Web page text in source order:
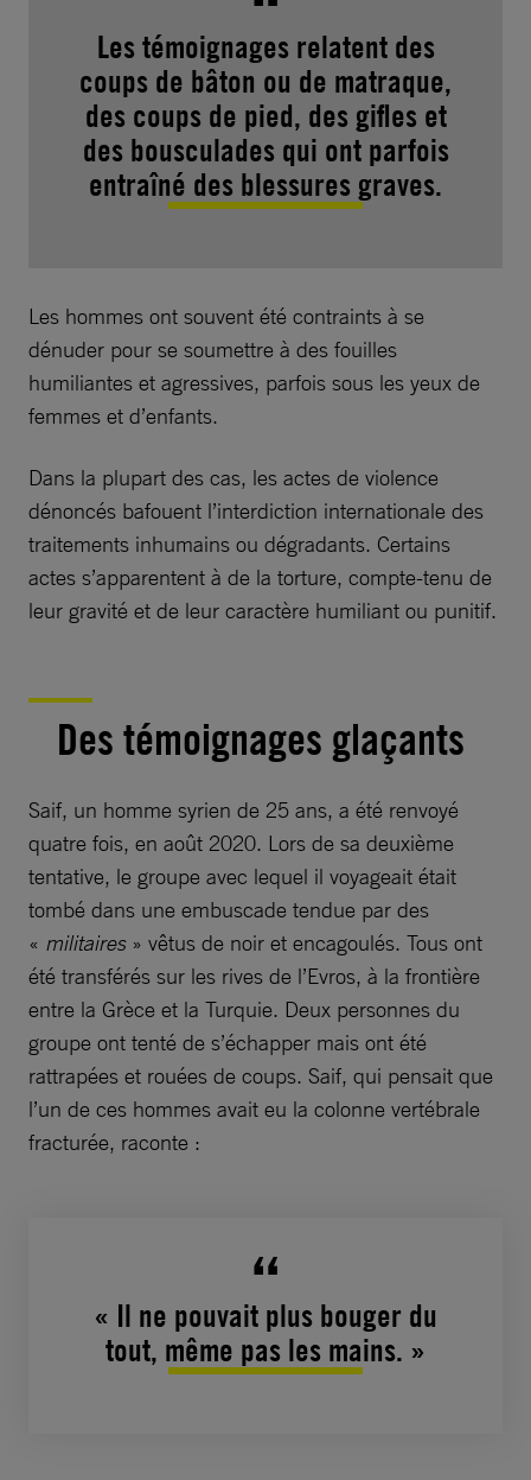
Les témoignages relatent des
coups de bâton ou de matraque,
des coups de pied, des gifles et
des bousculades qui ont parfois
entraîné des blessures graves.
Les hommes ont souvent été contraints à se
dénuder pour se soumettre à des fouilles
humiliantes et agressives, parfois sous les yeux de
femmes et d’enfants.
Dans la plupart des cas, les actes de violence
dénoncés bafouent l’interdiction internationale des
traitements inhumains ou dégradants. Certains
actes s’apparentent à de la torture, compte-tenu de
leur gravité et de leur caractère humiliant ou punitif.
Des témoignages glaçants
Saif, un homme syrien de 25 ans, a été renvoyé
quatre fois, en août 2020. Lors de sa deuxième
tentative, le groupe avec lequel il voyageait était
tombé dans une embuscade tendue par des
« militaires» vêtus de noir et encagoulés. Tous ont
été transférés sur les rives de l’Evros, à la frontière
entre la Grèce et la Turquie. Deux personnes du
groupe ont tenté de s’échapper mais ont été
rattrapées et rouées de coups. Saif, qui pensait que
l’un de ces hommes avait eu la colonne vertébrale
fracturée, raconte :
« Il ne pouvait plus bouger du
tout, même pas les mains. »